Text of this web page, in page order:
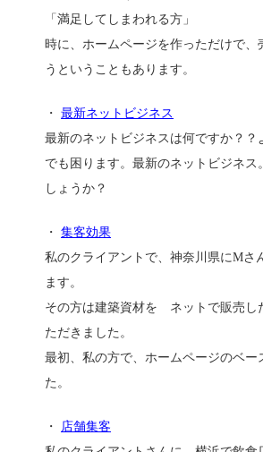
「満足してしまわれる方」
時に、ホームページを作っただけで、
うということもあります。
・ 最新ネットビジネス
最新のネットビジネスは何ですか？？
でも困ります。最新のネットビジネ
しょうか？
・ 集客効果
私のクライアントで、神奈川県にMさ
ます。
その方は建築資材を ネットで販売し
ただきました。
最初、私の方で、ホームページのベー
た。
・ 店舗集客